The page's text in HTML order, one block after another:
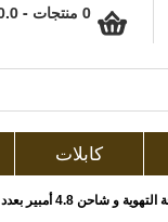
0 منتجات - 0.0
كابلات